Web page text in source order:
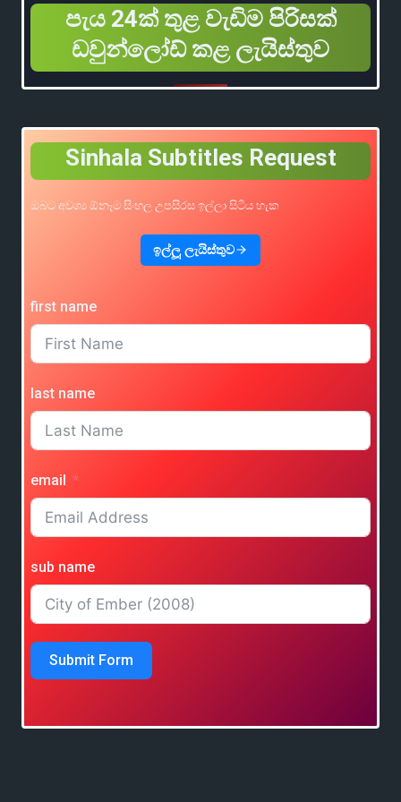
පැය 24ක් තුළ වැඩිම පිරිසක්
ඩවුන්ලෝඩ් කළ ලැයිස්තුව
Sinhala Subtitles Request
ඔබට අවශ්‍ය ඕනෑම සිංහල උපසිරස ඉල්ලා සිටිය හැක
ඉල්ලූ ලැයිස්තුව
first name
last name
email
sub name
Submit Form